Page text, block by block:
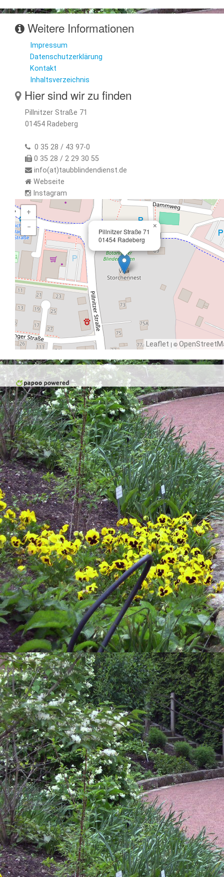
Weitere Informationen
Impressum
Datenschutzerklärung
Kontakt
Inhaltsverzeichnis
Hier sind wir zu finden
Pillnitzer Straße 71
01454 Radeberg
0 35 28 / 43 97-0
0 35 28 / 2 29 30 55
info(at)taubblindendienst.de
Webseite
Instagram
Pillnitzer Straße 71
01454 Radeberg
×
+
−
Leaflet | ©